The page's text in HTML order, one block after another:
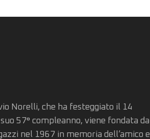
Norelli, che ha festeggiato il 14
57° compleanno, viene fondata da
nel 1967 in memoria dell’amico e